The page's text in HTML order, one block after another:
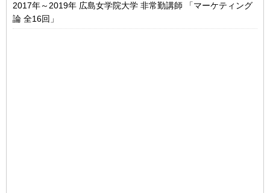
2017年～2019年 広島女学院大学 非常勤講師 「マーケティング
論 全16回」